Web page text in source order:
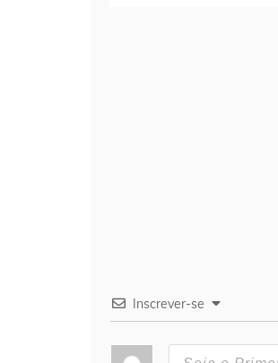
Inscrever-se